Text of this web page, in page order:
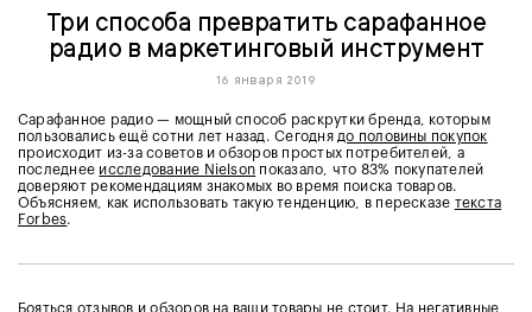
Три способа превратить сарафанное
радио в маркетинговый инструмент
16 января 2019
Сарафанное радио — мощный способ раскрутки бренда, которым
пользовались ещё сотни лет назад. Сегоднядо половины покупок
происходит из-за советов и обзоров простых потребителей, а
последнее исследование Nielson показало, что 83% покупателей
доверяют рекомендациям знакомых во время поиска товаров.
Объясняем, как использовать такую тенденцию, в пересказе текста
Forbes.
Бояться отзывов и обзоров на ваши товары не стоит. На негативные